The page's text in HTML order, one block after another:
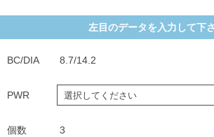
左目のデータを入力して下
BC/DIA 8.7/14.2
PWR
個数 3